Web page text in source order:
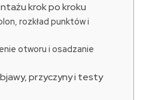
krok po kroku
rozkład punktów i
otworu i osadzanie
przyczyny i testy